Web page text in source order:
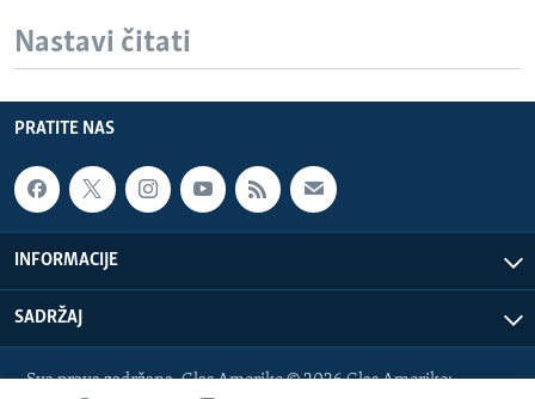
Nastavi čitati
PRATITE NAS
INFORMACIJE
SADRŽAJ
Sva prava zadržana. Glas Amerike © 2026 Glas Amerike: